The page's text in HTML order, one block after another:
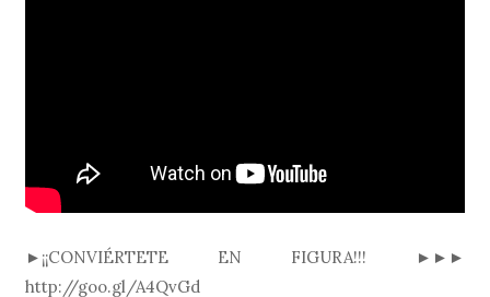
►¡¡CONVIÉRTETE EN FIGURA!!! ►►►
http://goo.gl/A4QvGd